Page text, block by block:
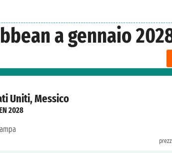
a gennaio
Uniti, Messico
2028